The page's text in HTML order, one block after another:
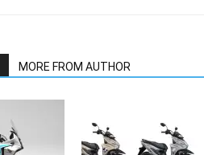
MORE FROM AUTHOR